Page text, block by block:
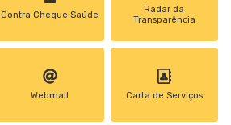
Contra Cheque Saúde
Radar da
Transparência
Webmail Carta de Serviços